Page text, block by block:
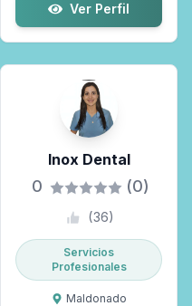
Ver Perfil
Inox Dental
0 (0)
(36)
Servicios
Profesionales
Maldonado